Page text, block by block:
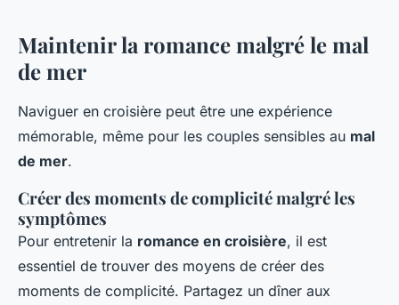
Maintenir la romance malgré le mal
de mer
Naviguer en croisière peut être une expérience
mémorable, même pour les couples sensibles au mal
de mer.
Créer des moments de complicité malgré les
symptômes
Pour entretenir la romance en croisière, il est
essentiel de trouver des moyens de créer des
moments de complicité. Partagez un dîner aux